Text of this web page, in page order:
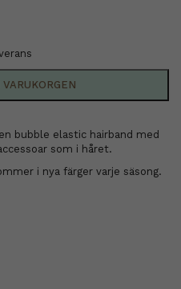
VARUKORGEN
bubble elastic hairband med
som i håret.
i nya färger varje säsong.